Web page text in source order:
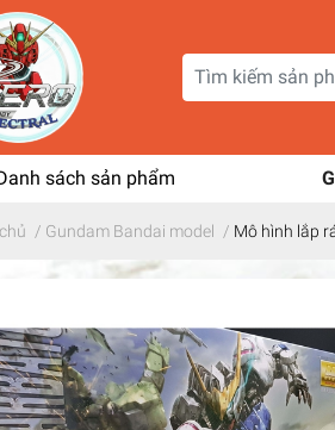
sách sản phẩm
/ Gundam Bandai model / Mô hình lắp